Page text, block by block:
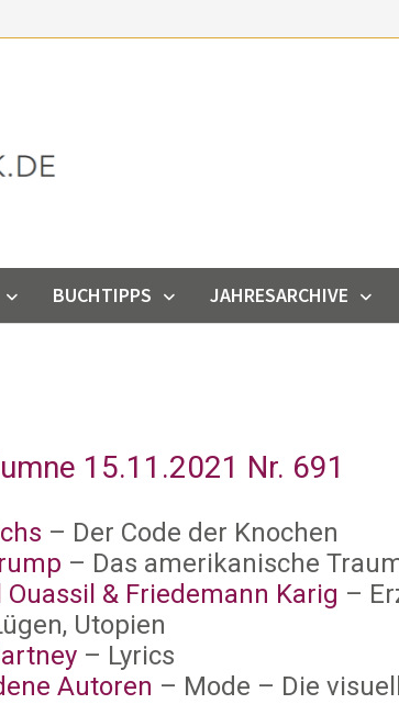
BUCHTIPPS JAHRESARCHIVE
15.11.2021 Nr. 691
– Der Code der Knochen
– Das amerikanische
Ouassil & Friedemann Karig –
Utopien
– Lyrics
Autoren – Mode – Die